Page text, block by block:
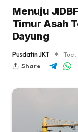
Menuju
Timur Asah
Dayung
Pusdatin JKT Tue,
Share